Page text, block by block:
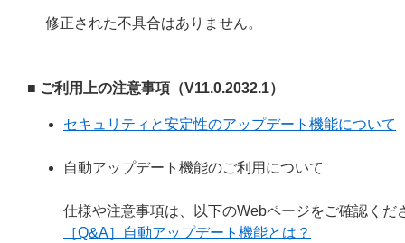
修正された不具合はありません。
■ ご利用上の注意事項（V11.0.2032.1）
セキュリティと安定性のアップデート機能について
自動アップデート機能のご利用について
仕様や注意事項は、以下のWebページをご確認くだ
［Q&A］自動アップデート機能とは？